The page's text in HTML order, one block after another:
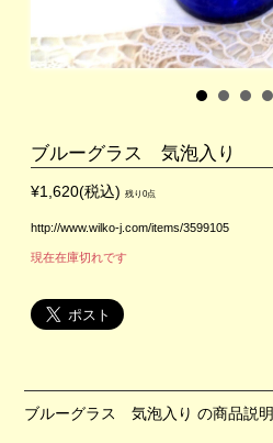
ブルーグラス 気泡入り
¥1,620(税込) 残り0点
http://www.wilko-j.com/items/3599105
現在在庫切れです
ブルーグラス 気泡入り の商品説明